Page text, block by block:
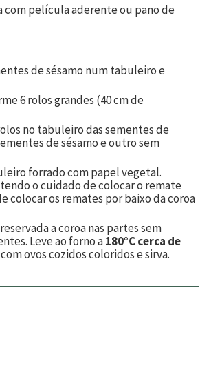
com película aderente ou pano de
de sésamo num tabuleiro e
6 rolos grandes (40 cm de
no tabuleiro das sementes de
de sésamo e outro sem
forrado com papel vegetal.
o cuidado de colocar o remate
colocar os remates por baixo da coroa
a coroa nas partes sem
Leve ao forno a180°C cerca de
ovos cozidos coloridos e sirva.